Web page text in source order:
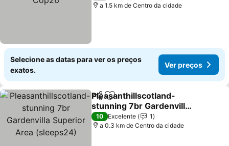
a 1.5 km de Centro da cidade
Selecione as datas para ver os preços
exatos.
Ver preços
PartilharAdicionar aos favoritos
Pleasanthillscotland-
stunning 7br Gardenvilla
Superior Area (sleeps24)
10 Excelente
1
a 0.3 km de Centro da cidade